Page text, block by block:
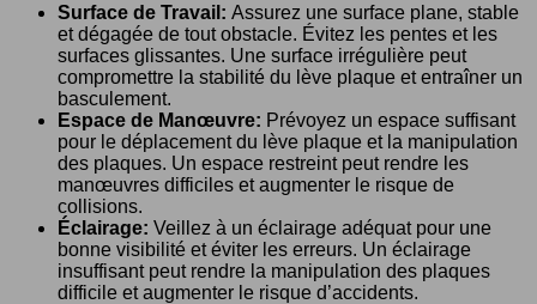
Surface de Travail: Assurez une surface plane, stable
et dégagée de tout obstacle. Évitez les pentes et les
surfaces glissantes. Une surface irrégulière peut
compromettre la stabilité du lève plaque et entraîner un
basculement.
Espace de Manœuvre: Prévoyez un espace suffisant
pour le déplacement du lève plaque et la manipulation
des plaques. Un espace restreint peut rendre les
manœuvres difficiles et augmenter le risque de
collisions.
Éclairage: Veillez à un éclairage adéquat pour une
bonne visibilité et éviter les erreurs. Un éclairage
insuffisant peut rendre la manipulation des plaques
difficile et augmenter le risque d’accidents.